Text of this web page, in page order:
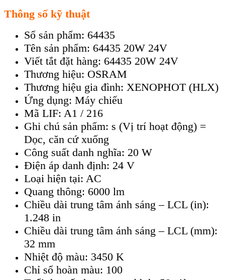
Thông số kỹ thuật
Số sản phẩm: 64435
Tên sản phẩm: 64435 20W 24V
Viết tắt đặt hàng: 64435 20W 24V
Thương hiệu: OSRAM
Thương hiệu gia đình: XENOPHOT (HLX)
Ứng dụng: Máy chiếu
Mã LIF: A1 / 216
Ghi chú sản phẩm: s (Vị trí hoạt động) =
Dọc, căn cứ xuống
Công suất danh nghĩa: 20 W
Điện áp danh định: 24 V
Loại hiện tại: AC
Quang thông: 6000 lm
Chiều dài trung tâm ánh sáng – LCL (in):
1.248 in
Chiều dài trung tâm ánh sáng – LCL (mm):
32 mm
Nhiệt độ màu: 3450 K
Chỉ số hoàn màu: 100